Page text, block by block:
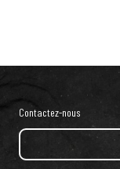
Contactez-nous